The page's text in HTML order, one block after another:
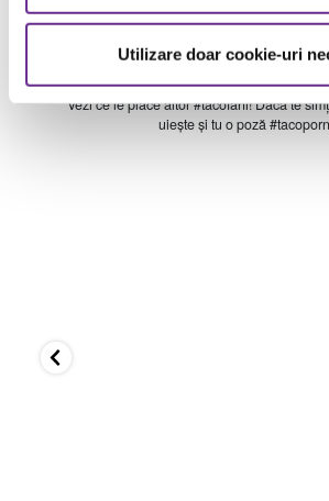
Utilizare doar cookie-uri
INSTATACO
Keep the #livemas mood
Vezi ce le place altor #tacofani! Dacă te
uiește și tu o poză